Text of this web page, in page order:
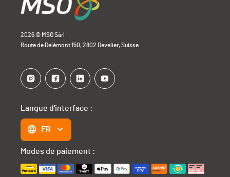
2026 © MSO Sàrl
Route de Delémont 150, 2802 Develier, Suisse
Langue d'interface :
FR
Modes de paiement :